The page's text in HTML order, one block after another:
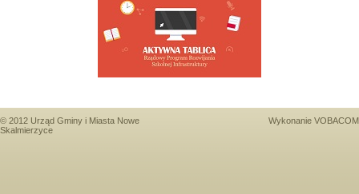
© 2012 Urząd Gminy i Miasta Nowe
Skalmierzyce
Wykonanie VOBACOM